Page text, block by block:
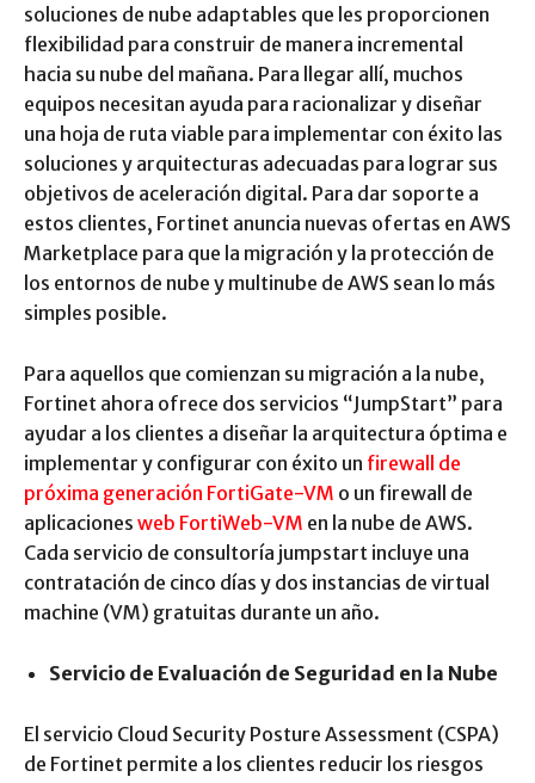
soluciones de nube adaptables que les proporcionen
flexibilidad para construir de manera incremental
hacia su nube del mañana. Para llegar allí, muchos
equipos necesitan ayuda para racionalizar y diseñar
una hoja de ruta viable para implementar con éxito las
soluciones y arquitecturas adecuadas para lograr sus
objetivos de aceleración digital. Para dar soporte a
estos clientes, Fortinet anuncia nuevas ofertas en AWS
Marketplace para que la migración y la protección de
los entornos de nube y multinube de AWS sean lo más
simples posible.
Para aquellos que comienzan su migración a la nube,
Fortinet ahora ofrece dos servicios “JumpStart” para
ayudar a los clientes a diseñar la arquitectura óptima e
implementar y configurar con éxito un firewall de
próxima generación FortiGate-VM o un firewall de
aplicaciones web FortiWeb-VM en la nube de AWS.
Cada servicio de consultoría jumpstart incluye una
contratación de cinco días y dos instancias de virtual
machine (VM) gratuitas durante un año.
Servicio de Evaluación de Seguridad en la Nube
El servicio Cloud Security Posture Assessment (CSPA)
de Fortinet permite a los clientes reducir los riesgos